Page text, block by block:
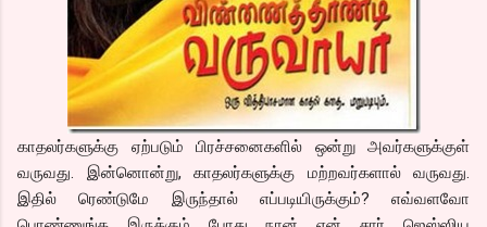
காதலர்களுக்கு ஏற்படும் பிரச்சனைகளில் ஒன்று அவர்களுக்குள்
வருவது. இன்னொன்று, காதலர்களுக்கு மற்றவர்களால் வருவது.
இதில் ரெண்டுமே இருந்தால் எப்படியிருக்கும்? எவ்வளவோ